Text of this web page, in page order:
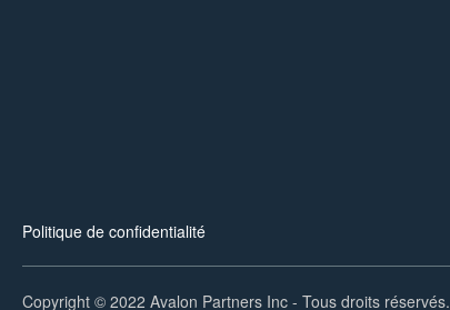
Politique de confidentialité
Copyright © 2022 Avalon Partners Inc - Tous droits réservés.